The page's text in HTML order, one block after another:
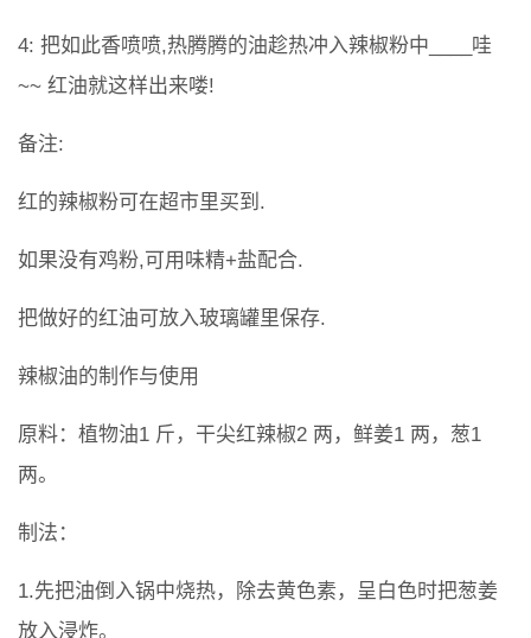
4: 把如此香喷喷,热腾腾的油趁热冲入辣椒粉中____哇
~~ 红油就这样出来喽!
备注:
红的辣椒粉可在超市里买到.
如果没有鸡粉,可用味精+盐配合.
把做好的红油可放入玻璃罐里保存.
辣椒油的制作与使用
原料：植物油1 斤，干尖红辣椒2 两，鲜姜1 两，葱1
两。
制法：
1.先把油倒入锅中烧热，除去黄色素，呈白色时把葱姜
放入浸炸。